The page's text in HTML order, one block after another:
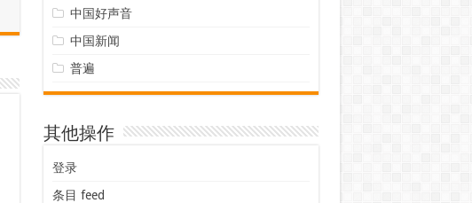
中国好声音
中国新闻
普遍
其他操作
登录
条目 feed